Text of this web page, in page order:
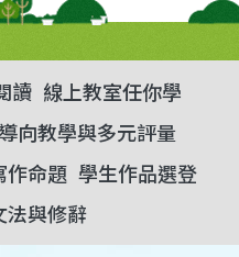
讀 線上教室任你學
向教學與多元評量
作命題 學生作品選登
法與修辭